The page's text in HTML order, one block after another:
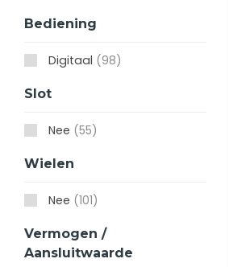
Bediening
Digitaal (98)
Slot
Nee (55)
Wielen
Nee (101)
Vermogen /
Aansluitwaarde